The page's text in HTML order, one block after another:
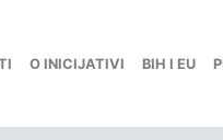
O INICIJATIVI BIH I EU